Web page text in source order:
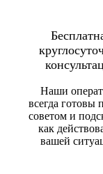
Наши
всегда готовы
советом и
как
вашей